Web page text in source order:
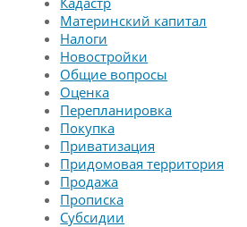
Материнский капитал
Налоги
Новостройки
Общие вопросы
Оценка
Перепланировка
Покупка
Приватизация
Придомовая территория
Продажа
Прописка
Субсидии